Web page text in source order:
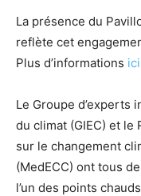
La présence du
reflète cet
Plus d’informations ici
Le Groupe d’experts
du climat (GIEC) et le
sur le changement
(MedECC) ont tous
l’un des points